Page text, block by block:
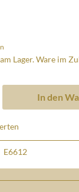
Lager. Ware im
In den
E6612